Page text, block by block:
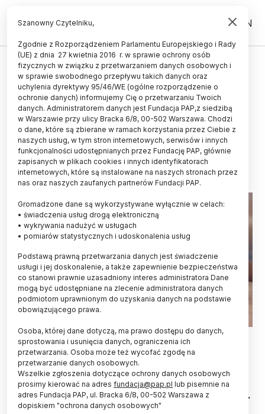
PL EN
ŚWIAT
SI dobrze informuje, ale może
także dezinformować -
potwierdzili badacze
MAREK MATACZ
02.07.2023
aktualizacja: 02.07.2023
2 minuty czytania
Fot. Adobe Stock
Szwajcarskie badanie z udziałem kilkuset
ochotników dowiodło, że sztuczna inteligencja -
taka jak Chat-GPT (3. wersja) - potrafiłaby
stworzyć "doskonałe kampanie dezinformacyjne".
Potrafi ona zarazem generować poprawne,
Szanowny Czytelniku,
Zgodnie z Rozporządzeniem Parlamentu Europejskiego i Rady
(UE) z dnia 27 kwietnia 2016 r. w sprawie ochrony osób
fizycznych w związku z przetwarzaniem danych osobowych i
w sprawie swobodnego przepływu takich danych oraz
uchylenia dyrektywy 95/46/WE (ogólne rozporządzenie o
ochronie danych) informujemy Cię o przetwarzaniu Twoich
danych. Administratorem danych jest Fundacja PAP,z siedzibą
w Warszawie przy ulicy Bracka 6/8, 00-502 Warszawa. Chodzi
o dane, które są zbierane w ramach korzystania przez Ciebie z
naszych usług, w tym stron internetowych, serwisów i innych
funkcjonalności udostępnianych przez Fundację PAP, głównie
zapisanych w plikach cookies i innych identyfikatorach
internetowych, które są instalowane na naszych stronach przez
nas oraz naszych zaufanych partnerów Fundacji PAP.
Gromadzone dane są wykorzystywane wyłącznie w celach:
• świadczenia usług drogą elektroniczną
• wykrywania nadużyć w usługach
• pomiarów statystycznych i udoskonalenia usług
Podstawą prawną przetwarzania danych jest świadczenie
usługi i jej doskonalenie, a także zapewnienie bezpieczeństwa
co stanowi prawnie uzasadniony interes administratora Dane
mogą być udostępniane na zlecenie administratora danych
podmiotom uprawnionym do uzyskania danych na podstawie
obowiązującego prawa.
Osoba, której dane dotyczą, ma prawo dostępu do danych,
sprostowania i usunięcia danych, ograniczenia ich
przetwarzania. Osoba może też wycofać zgodę na
przetwarzanie danych osobowych.
Wszelkie zgłoszenia dotyczące ochrony danych osobowych
prosimy kierować na adres fundacja@pap.pl lub pisemnie na
adres Fundacja PAP, ul. Bracka 6/8, 00-502 Warszawa z
dopiskiem "ochrona danych osobowych"